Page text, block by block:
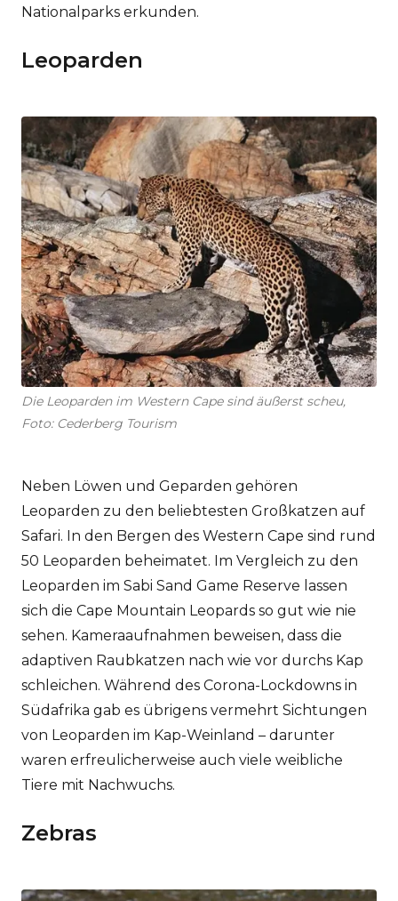
Nationalparks erkunden.
Leoparden
Die Leoparden im Western Cape sind äußerst scheu,
Foto: Cederberg Tourism
Neben Löwen und Geparden gehören
Leoparden zu den beliebtesten Großkatzen auf
Safari. In den Bergen des Western Cape sind rund
50 Leoparden beheimatet. Im Vergleich zu den
Leoparden im Sabi Sand Game Reserve lassen
sich die Cape Mountain Leopards so gut wie nie
sehen. Kameraaufnahmen beweisen, dass die
adaptiven Raubkatzen nach wie vor durchs Kap
schleichen. Während des Corona-Lockdowns in
Südafrika gab es übrigens vermehrt Sichtungen
von Leoparden im Kap-Weinland – darunter
waren erfreulicherweise auch viele weibliche
Tiere mit Nachwuchs.
Zebras